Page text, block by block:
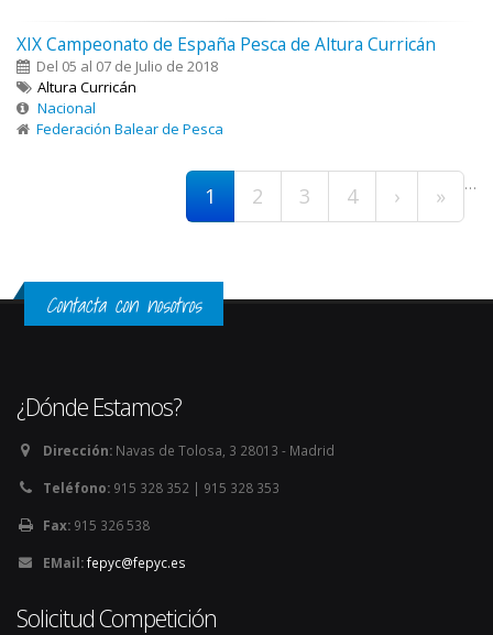
XIX Campeonato de España Pesca de Altura Curricán
Del 05 al 07 de Julio de 2018
Altura Curricán
Nacional
Federación Balear de Pesca
1 2 3 4 …
› »
Contacta con nosotros
¿Dónde Estamos?
Dirección: Navas de Tolosa, 3 28013 - Madrid
Teléfono: 915 328 352 | 915 328 353
Fax: 915 326 538
EMail:fepyc@fepyc.es
Solicitud Competición